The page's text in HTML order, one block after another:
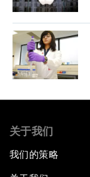
关于我们
我们的策略